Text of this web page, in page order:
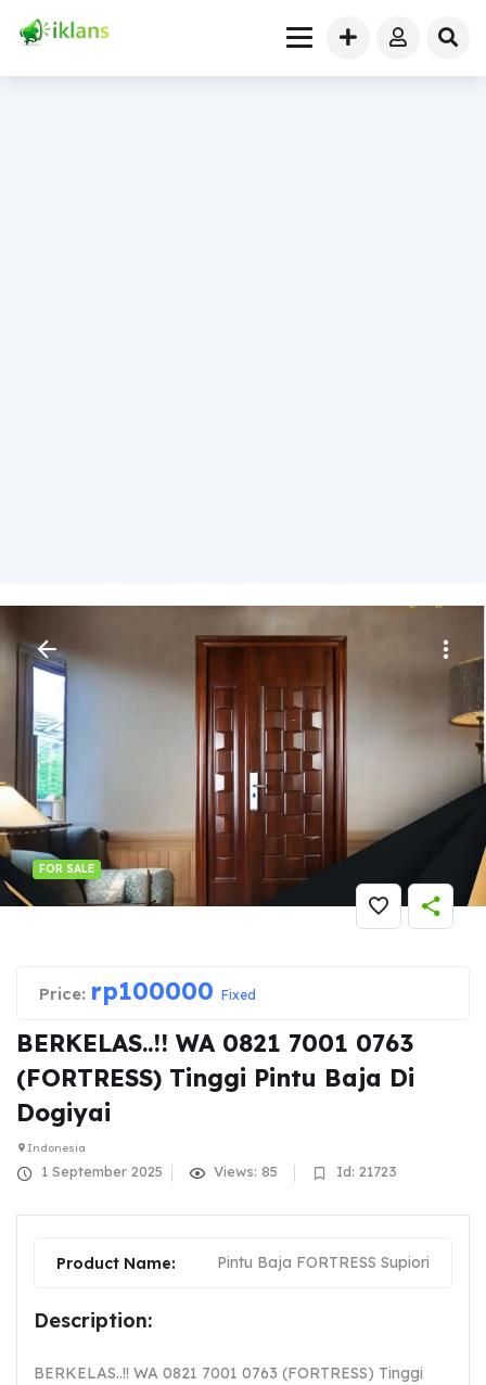
FOR SALE
Furniture» BERKELAS..!! WA 0821 7001 0763 (FORTRESS) Tinggi
Pintu Baja Di Dogiyai
Price: rp100000 Fixed
BERKELAS..!! WA 0821 7001 0763
(FORTRESS) Tinggi Pintu Baja Di
Dogiyai
Indonesia
1 September 2025 Views: 85 Id: 21723
Product Name: Pintu Baja FORTRESS Supiori
Description:
BERKELAS..!! WA 0821 7001 0763 (FORTRESS) Tinggi